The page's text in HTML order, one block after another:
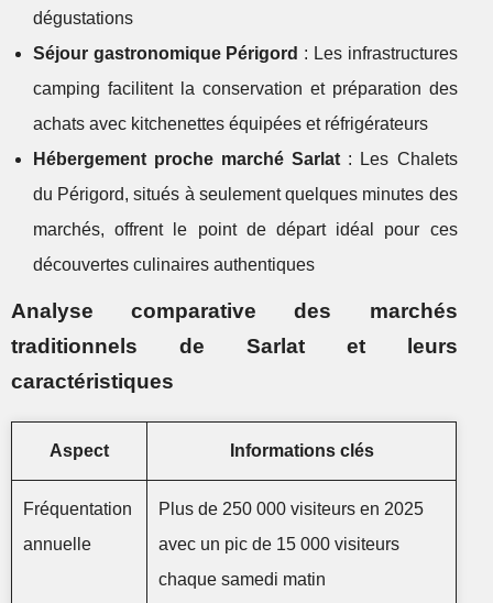
dégustations
Séjour gastronomique Périgord : Les infrastructures
camping facilitent la conservation et préparation des
achats avec kitchenettes équipées et réfrigérateurs
Hébergement proche marché Sarlat : Les Chalets
du Périgord, situés à seulement quelques minutes des
marchés, offrent le point de départ idéal pour ces
découvertes culinaires authentiques
Analyse comparative des marchés
traditionnels de Sarlat et leurs
caractéristiques
Aspect Informations clés
Fréquentation
annuelle
Plus de 250 000 visiteurs en 2025
avec un pic de 15 000 visiteurs
chaque samedi matin